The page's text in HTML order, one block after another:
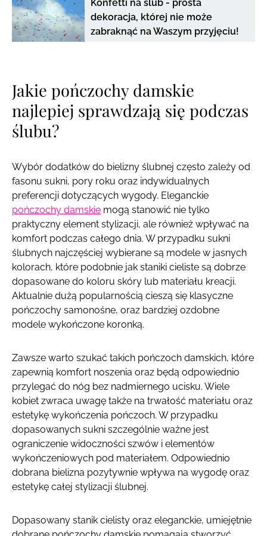
Konfetti na ślub - prosta
dekoracja, której nie może
zabraknąć na Waszym przyjęciu!
Jakie pończochy damskie
najlepiej sprawdzają się podczas
ślubu?
Wybór dodatków do bielizny ślubnej często zależy od
fasonu sukni, pory roku oraz indywidualnych
preferencji dotyczących wygody. Eleganckie
pończochy damskie mogą stanowić nie tylko
praktyczny element stylizacji, ale również wpływać na
komfort podczas całego dnia. W przypadku sukni
ślubnych najczęściej wybierane są modele w jasnych
kolorach, które podobnie jak staniki cieliste są dobrze
dopasowane do koloru skóry lub materiału kreacji.
Aktualnie dużą popularnością cieszą się klasyczne
pończochy samonośne, oraz bardziej ozdobne
modele wykończone koronką.
Zawsze warto szukać takich pończoch damskich, które
zapewnią komfort noszenia oraz będą odpowiednio
przylegać do nóg bez nadmiernego ucisku. Wiele
kobiet zwraca uwagę także na trwałość materiału oraz
estetykę wykończenia pończoch. W przypadku
dopasowanych sukni szczególnie ważne jest
ograniczenie widoczności szwów i elementów
wykończeniowych pod materiałem. Odpowiednio
dobrana bielizna pozytywnie wpływa na wygodę oraz
estetykę całej stylizacji ślubnej.
Dopasowany stanik cielisty oraz eleganckie, umiejętnie